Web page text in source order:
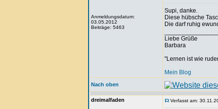
Anmeldungsdatum:
03.05.2012
Beiträge: 5463
Supi, danke.
Diese hübsche
Die darf ruhig
Liebe Grüße
Barbara
"Lernen ist wie
Mein Blog
Nach oben
dreimalfaden Verfasst am: